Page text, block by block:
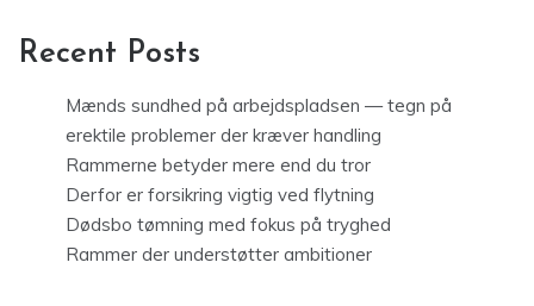
Recent Posts
Mænds sundhed på arbejdspladsen — tegn på
erektile problemer der kræver handling
Rammerne betyder mere end du tror
Derfor er forsikring vigtig ved flytning
Dødsbo tømning med fokus på tryghed
Rammer der understøtter ambitioner